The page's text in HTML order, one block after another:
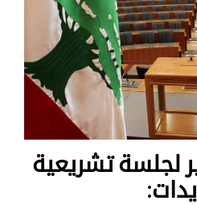
لجلسة تشريعية